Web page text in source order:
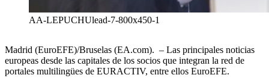
AA-LEPUCHUlead-7-800x450-1
Madrid (EuroEFE)/Bruselas (EA.com). – Las principales noticias
europeas desde las capitales de los socios que integran la red de
portales multilingües de EURACTIV, entre ellos EuroEFE.